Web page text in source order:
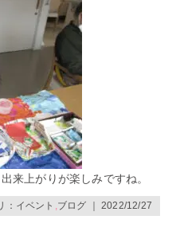
来上がりが楽しみですね。
： イベント ブログ ｜ 2022/12/27